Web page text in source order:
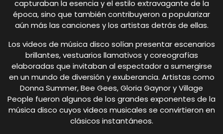
capturaban la esencia y el estilo extravagante de la
época, sino que también contribuyeron a popularizar
aún más las canciones y los artistas detrás de ellas.
Los videos de música disco solían presentar escenarios
brillantes, vestuarios llamativos y coreografías
elaboradas que invitaban al espectador a sumergirse
en un mundo de diversión y exuberancia. Artistas como
Donna Summer, Bee Gees, Gloria Gaynor y Village
People fueron algunos de los grandes exponentes de la
música disco cuyos videos musicales se convirtieron en
clásicos instantáneos.